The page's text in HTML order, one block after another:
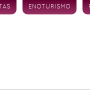
ENOTURISMO